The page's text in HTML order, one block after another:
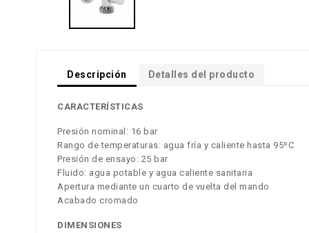
Descripción Detalles del producto
CARACTERÍSTICAS
Presión nominal: 16 bar
Rango de temperaturas: agua fría y caliente hasta 95ºC
Presión de ensayo: 25 bar
Fluido: agua potable y agua caliente sanitaria
Apertura mediante un cuarto de vuelta del mando
Acabado cromado
DIMENSIONES